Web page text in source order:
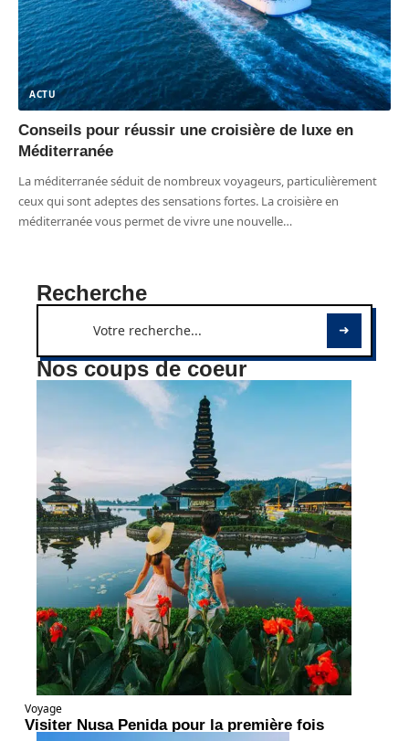
ACTU
Conseils pour réussir une croisière de luxe en
Méditerranée
La méditerranée séduit de nombreux voyageurs, particulièrement
ceux qui sont adeptes des sensations fortes. La croisière en
méditerranée vous permet de vivre une nouvelle…
Recherche
Nos coups de coeur
Voyage
Visiter Nusa Penida pour la première fois